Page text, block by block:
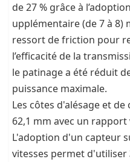
de 27 % grâce à
upplémentaire (de 7 à 8)
ressort de friction pour
l’efficacité de la
le patinage a été réduit
puissance maximale.
Les côtes d'alésage et
62,1 mm avec un
L'adoption d'un capteur
vitesses permet d'utiliser